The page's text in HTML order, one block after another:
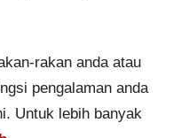
rakan anda atau
pengalaman anda
Untuk lebih banyak